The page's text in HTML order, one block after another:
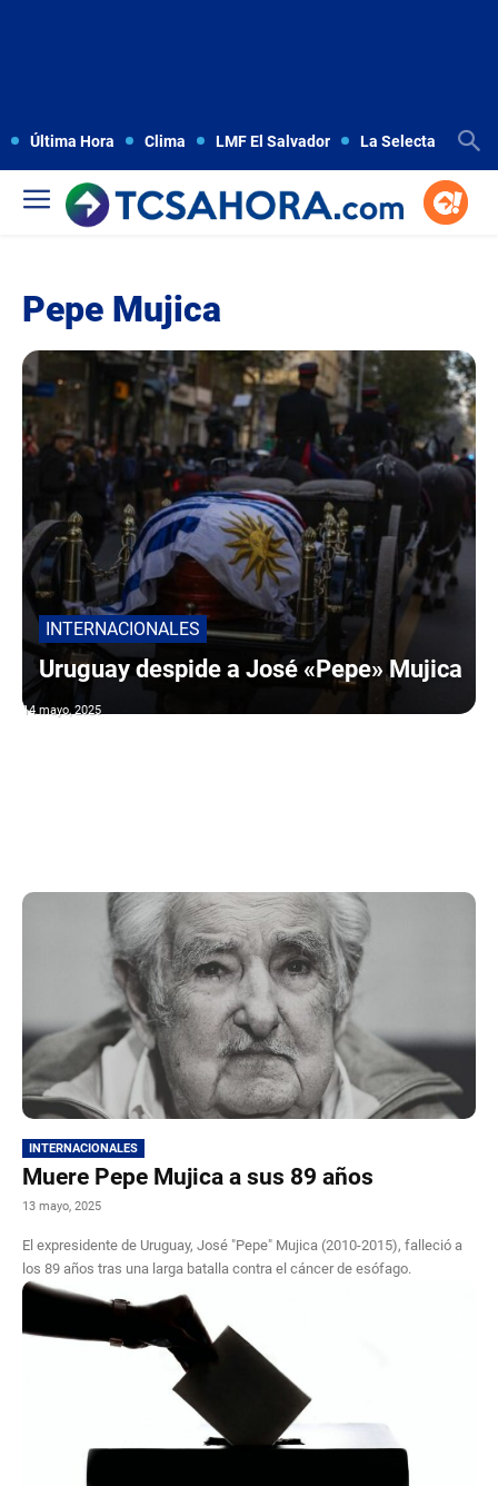
Última Hora Clima LMF El Salvador La Selecta
Pepe Mujica
INTERNACIONALES
Uruguay despide a José «Pepe» Mujica
14 mayo, 2025
INTERNACIONALES
Muere Pepe Mujica a sus 89 años
13 mayo, 2025
El expresidente de Uruguay, José "Pepe" Mujica (2010-2015), falleció a
los 89 años tras una larga batalla contra el cáncer de esófago.